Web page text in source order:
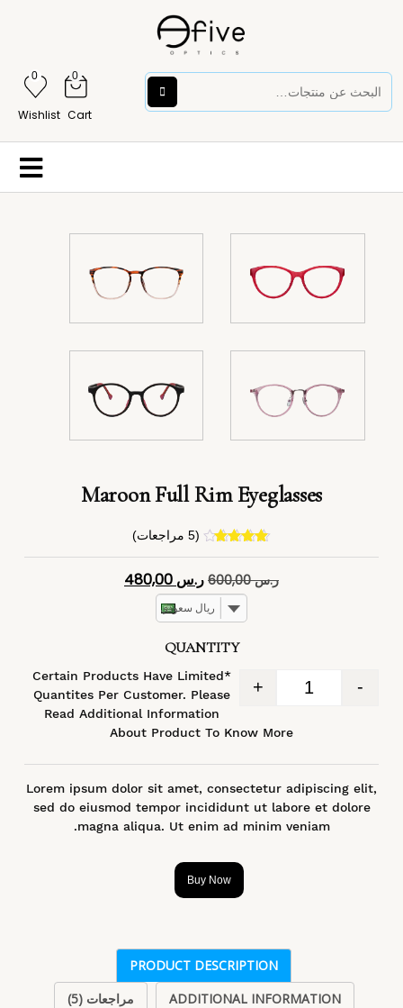
0
Cart
0
Wishlist
Maroon Full Rim Eyeglasses
تم التقييم
5 بناءً على
تقييم
4
عملاء
(
5 مراجعات)
ر.س600,00 ر.س
ريال سعودي
QUANTITY
-
+
*Certain Products Have Limited
Quantites Per Customer. Please
Read Additional Information
About Product To Know More
Lorem ipsum dolor sit amet, consectetur adipiscing elit,
sed do eiusmod tempor incididunt ut labore et dolore
magna aliqua. Ut enim ad minim veniam.
Buy Now
PRODUCT DESCRIPTION
ADDITIONAL INFORMATION
مراجعات (5)